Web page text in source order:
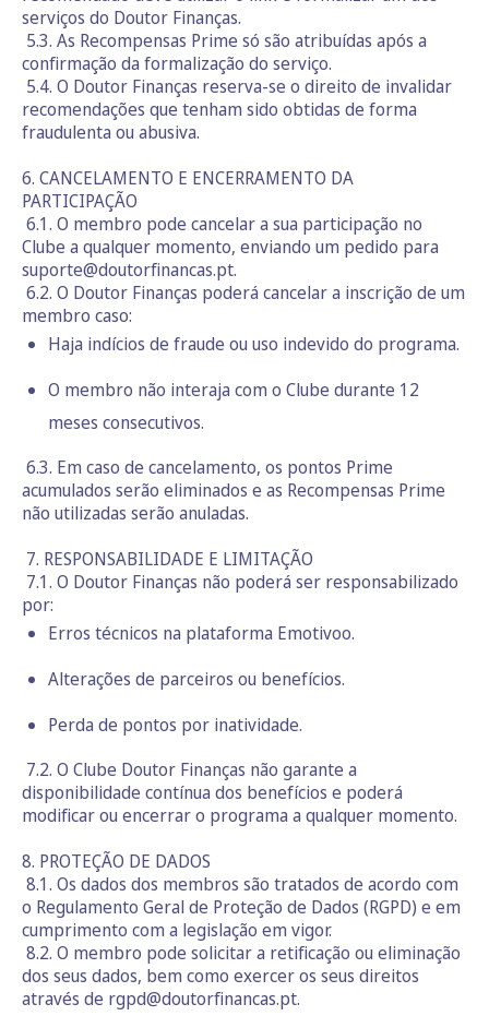
serviços do Doutor Finanças.
5.3. As Recompensas Prime só são atribuídas após a
confirmação da formalização do serviço.
5.4. O Doutor Finanças reserva-se o direito de invalidar
recomendações que tenham sido obtidas de forma
fraudulenta ou abusiva.
6. CANCELAMENTO E ENCERRAMENTO DA
PARTICIPAÇÃO
6.1. O membro pode cancelar a sua participação no
Clube a qualquer momento, enviando um pedido para
suporte@doutorfinancas.pt.
6.2. O Doutor Finanças poderá cancelar a inscrição de um
membro caso:
Haja indícios de fraude ou uso indevido do programa.
O membro não interaja com o Clube durante 12
meses consecutivos.
6.3. Em caso de cancelamento, os pontos Prime
acumulados serão eliminados e as Recompensas Prime
não utilizadas serão anuladas.
7. RESPONSABILIDADE E LIMITAÇÃO
7.1. O Doutor Finanças não poderá ser responsabilizado
por:
Erros técnicos na plataforma Emotivoo.
Alterações de parceiros ou benefícios.
Perda de pontos por inatividade.
7.2. O Clube Doutor Finanças não garante a
disponibilidade contínua dos benefícios e poderá
modificar ou encerrar o programa a qualquer momento.
8. PROTEÇÃO DE DADOS
8.1. Os dados dos membros são tratados de acordo com
o Regulamento Geral de Proteção de Dados (RGPD) e em
cumprimento com a legislação em vigor.
8.2. O membro pode solicitar a retificação ou eliminação
dos seus dados, bem como exercer os seus direitos
através de rgpd@doutorfinancas.pt.